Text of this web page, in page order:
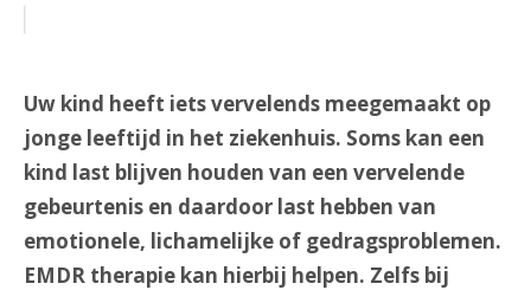
Uw kind heeft iets vervelends meegemaakt op
jonge leeftijd in het ziekenhuis. Soms kan een
kind last blijven houden van een vervelende
gebeurtenis en daardoor last hebben van
emotionele, lichamelijke of gedragsproblemen.
EMDR therapie kan hierbij helpen. Zelfs bij